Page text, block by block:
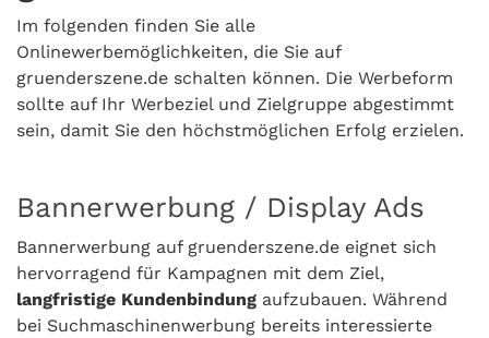
Im folgenden finden Sie alle
Onlinewerbemöglichkeiten, die Sie auf
gruenderszene.de schalten können. Die Werbeform
sollte auf Ihr Werbeziel und Zielgruppe abgestimmt
sein, damit Sie den höchstmöglichen Erfolg erzielen.
Bannerwerbung / Display Ads
Bannerwerbung auf gruenderszene.de eignet sich
hervorragend für Kampagnen mit dem Ziel,
langfristige Kundenbindung aufzubauen. Während
bei Suchmaschinenwerbung bereits interessierte